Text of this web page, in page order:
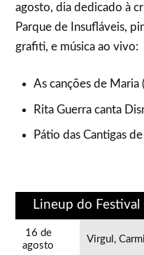
agosto, dia dedicado à
Parque de Insufláveis,
grafiti, e música ao vivo:
As canções de Maria
Rita Guerra canta
Pátio das Cantigas
Lineup do Festival
16 de
agosto
Virgul,